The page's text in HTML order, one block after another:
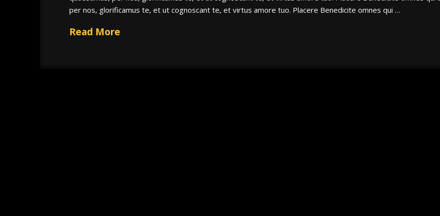
per nos, glorificamus te, et ut cognoscant te, et virtus amore tuo. Placere Benedicite omnes qui …
Read More